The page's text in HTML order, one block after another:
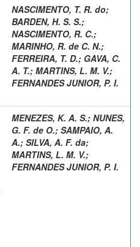
NASCIMENTO, T. R. do;
BARDEN, H. S. S.;
NASCIMENTO, R. C.;
MARINHO, R. de C. N.;
FERREIRA, T. D.; GAVA, C.
A. T.; MARTINS, L. M. V.;
FERNANDES JUNIOR, P. I.
MENEZES, K. A. S.; NUNES,
G. F. de O.; SAMPAIO, A.
A.; SILVA, A. F. da;
MARTINS, L. M. V.;
FERNANDES JUNIOR, P. I.